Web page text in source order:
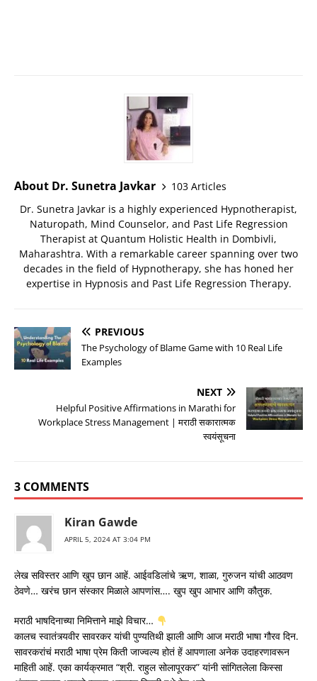
About Dr. Sunetra Javkar
103 Articles
Dr. Sunetra Javkar is a highly experienced Hypnotherapist,
Naturopath, Mind Counselor, and Past Life Regression
Therapist at Quantum Holistic Health in Dombivli,
Maharashtra. With a remarkable career spanning over two
decades in the field of Hypnotherapy, she has honed her
expertise in Hypnosis and Past Life Regression Therapy.
PREVIOUS
The Psychology of Blame Game with 10 Real Life
Examples
NEXT
Helpful Positive Affirmations in Marathi for
Workplace Stress Management | मराठी सकारात्मक
स्वयंसूचना
3 COMMENTS
Kiran Gawde
APRIL 5, 2024 AT 3:04 PM
लेख सविस्तर आणि खुप छान आहें. आईवडिलांचे ऋण, शाळा, गुरुजन यांची आठवण
ठेवणे… खरंच छान संस्कार मिळाले आपणांस…. खुप खुप आभार आणि कौतुक.
मराठी भाषदिनाच्या निमित्ताने माझे विचार…
कालच स्वातंत्र्यवीर सावरकर यांची पुण्यतिथी झाली आणि आज मराठी भाषा गौरव दिन.
सावरकरांचं मराठी भाषा प्रेम किती जाज्वल्य होतं हें आपणाला अनेक उदाहरणावरून
माहिती आहें. एका कार्यक्रमात “श्री. राहुल सोलापूरकर” यांनी सांगितलेला किस्सा